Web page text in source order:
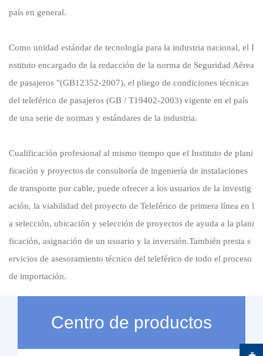
país en general.
Como unidad estándar de tecnología para la industria nacional, el I
nstituto encargado de la redacción de la norma de Seguridad Aérea
de pasajeros "(GB12352-2007), el pliego de condiciones técnicas
del teleférico de pasajeros (GB / T19402-2003) vigente en el país
de una serie de normas y estándares de la industria.
Cualificación profesional al mismo tiempo que el Instituto de plani
ficación y proyectos de consultoría de ingeniería de instalaciones
de transporte por cable, puede ofrecer a los usuarios de la investig
ación, la viabilidad del proyecto de Teleférico de primera línea en l
a selección, ubicación y selección de proyectos de ayuda a la plani
ficación, asignación de un usuario y la inversión.También presta s
ervicios de asesoramiento técnico del teleférico de todo el proceso
de importación.
Centro de productos